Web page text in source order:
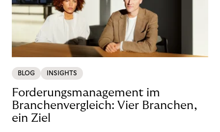
BLOG INSIGHTS
Forderungsmanagement im
Branchenvergleich: Vier Branchen,
ein Ziel